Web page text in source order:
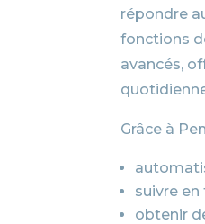
répondre
fonctions
avancés,
Grâce à
suivre
obtenir